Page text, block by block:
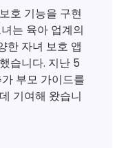
호 기능을 구현
는 육아 업계의
한 자녀 보호 앱
습니다. 지난 5
부모 가이드를
기여해 왔습니